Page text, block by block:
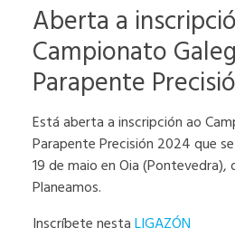
Aberta a
Campionato
Parapente
Está aberta a inscripción ao
Parapente Precisión 2024 que
19 de maio en Oia (Pontevedra),
Planeamos.
Inscríbete nestaLIGAZÓN